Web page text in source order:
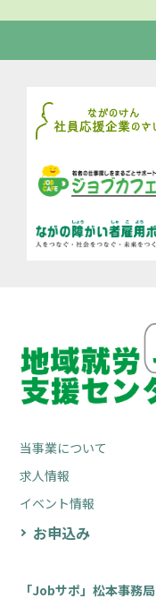
当事業について
求人情報
イベント情報
お申込み
「Jobサポ」松本事務局